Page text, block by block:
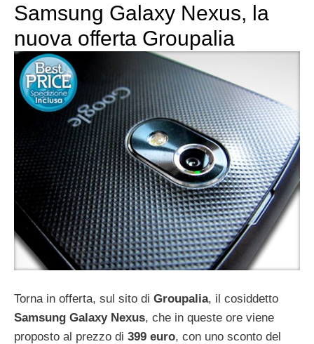
Samsung Galaxy Nexus, la
nuova offerta Groupalia
Torna in offerta, sul sito di Groupalia, il cosiddetto
Samsung Galaxy Nexus, che in queste ore viene
proposto al prezzo di 399 euro, con uno sconto del